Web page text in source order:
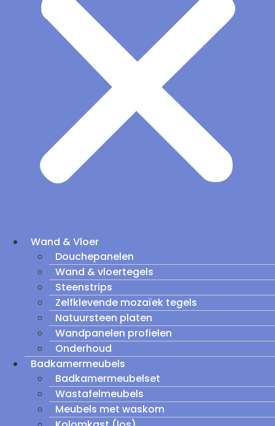
Wand & Vloer
Douchepanelen
Wand & vloertegels
Steenstrips
Zelfklevende mozaïek tegels
Natuursteen platen
Wandpanelen profielen
Onderhoud
Badkamermeubels
Badkamermeubelset
Wastafelmeubels
Meubels met waskom